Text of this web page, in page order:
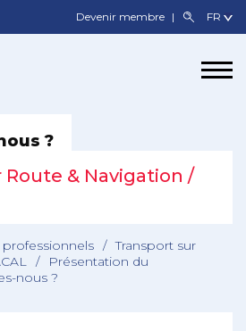
Devenir membre
?
& Navigation /
professionnels / Transport sur
/
Présentation du
nous ?